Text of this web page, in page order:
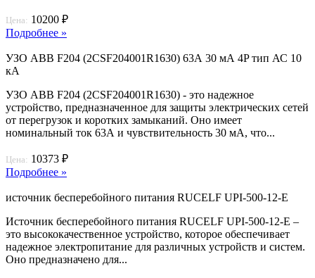
Цена: 10200 ₽
Подробнее »
УЗО ABB F204 (2CSF204001R1630) 63А 30 мА 4P тип АС 10
кА
УЗО ABB F204 (2CSF204001R1630) - это надежное
устройство, предназначенное для защиты электрических сетей
от перегрузок и коротких замыканий. Оно имеет
номинальный ток 63А и чувствительность 30 мА, что...
Цена: 10373 ₽
Подробнее »
источник бесперебойного питания RUCELF UPI-500-12-E
Источник бесперебойного питания RUCELF UPI-500-12-E –
это высококачественное устройство, которое обеспечивает
надежное электропитание для различных устройств и систем.
Оно предназначено для...